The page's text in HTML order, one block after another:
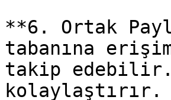
**6. Ortak
tabanına
takip
kolaylaştırır.